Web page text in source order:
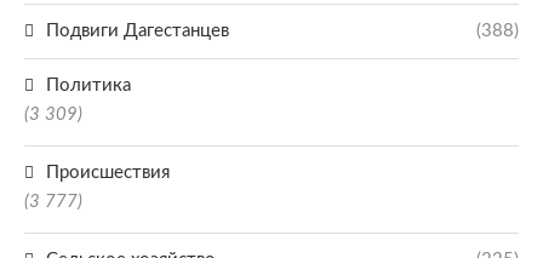
Подвиги Дагестанцев (388)
Политика
(3 309)
Происшествия
(3 777)